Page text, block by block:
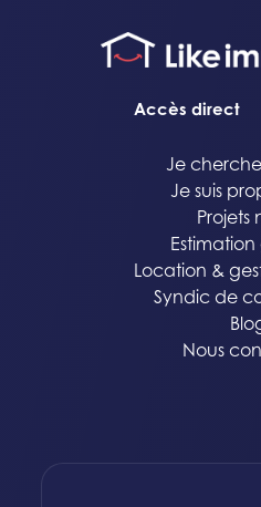
Accès direct
Je
Je suis
Projets
Location &
Syndic de
Nous